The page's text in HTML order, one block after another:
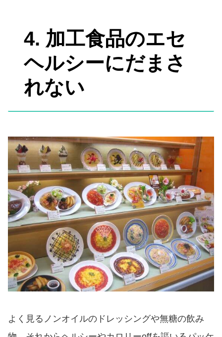
4. 加工食品のエセ
ヘルシーにだまさ
れない
よく見るノンオイルのドレッシングや無糖の飲み